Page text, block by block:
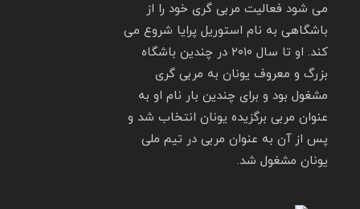
می شود فعالیت مربی گری خود را از
باشگاهی به نام استوریل پرایا شروع می
کند. او تا سال ۲۰۱۰ در چندین باشگاه
بزرگ و معروف یونان به مربی گری
مشغول بود و برای چندین بار نام او به
عنوان مربی برگزیده یونان انتخاب شد و
پس از آن به عنوان مربی در تیم ملی
یونان مشغول شد.